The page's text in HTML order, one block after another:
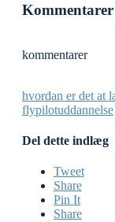
Kommentarer
kommentarer
hvordan er det at
flypilotuddannelse
Del dette indlæg
Tweet
Share
Pin It
Share